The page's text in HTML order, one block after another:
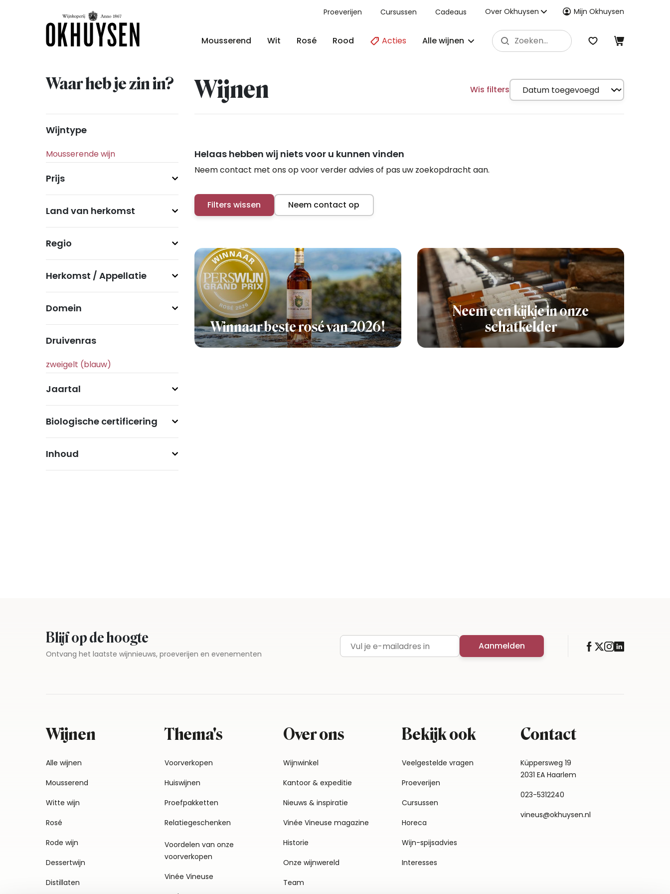
Proeverijen Cursussen Cadeaus Over Okhuysen Mijn Okhuysen
Mousserend Wit Rosé Rood Acties Alle wijnen
Waar heb je zin in? Wijnen Wis filters
Wijntype
Prijs
Land van herkomst
Regio
Herkomst / Appellatie
Domein
Druivenras
Jaartal
Biologische certificering
Inhoud
Helaas hebben wij niets voor u kunnen vinden
Neem contact met ons op voor verder advies of pas uw zoekopdracht aan.
Filters wissen Neem contact op
Winnaar beste rosé van 2026!
Neem een kijkje in onze
schatkelder
Blijf op de hoogte
Ontvang het laatste wijnnieuws, proeverijen en evenementen E-mailadres Aanmelden
Wijnen
Alle wijnen
Mousserend
Witte wijn
Rosé
Rode wijn
Dessertwijn
Distillaten
Thema's
Voorverkopen
Huiswijnen
Proefpakketten
Relatiegeschenken
Voordelen van onze
voorverkopen
Vinée Vineuse
Over ons
Wijnwinkel
Kantoor & expeditie
Nieuws & inspiratie
Vinée Vineuse magazine
Historie
Onze wijnwereld
Team
Bekijk ook
Veelgestelde vragen
Proeverijen
Cursussen
Horeca
Wijn-spijsadvies
Interesses
Contact
Küppersweg 19
2031 EA Haarlem
023-5312240
vineus@okhuysen.nl